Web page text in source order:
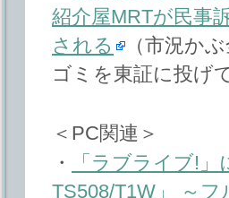
紹介屋MRTが民事
される
（市況か
ゴミを東証に投げ
＜PC関連＞
・
「ラブライブ!
TS508/T1W」 ～